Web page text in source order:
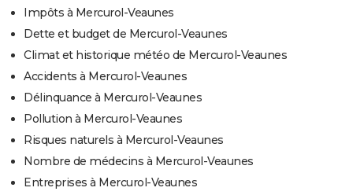
Impôts à Mercurol-Veaunes
Dette et budget de Mercurol-Veaunes
Climat et historique météo de Mercurol-Veaunes
Accidents à Mercurol-Veaunes
Délinquance à Mercurol-Veaunes
Pollution à Mercurol-Veaunes
Risques naturels à Mercurol-Veaunes
Nombre de médecins à Mercurol-Veaunes
Entreprises à Mercurol-Veaunes